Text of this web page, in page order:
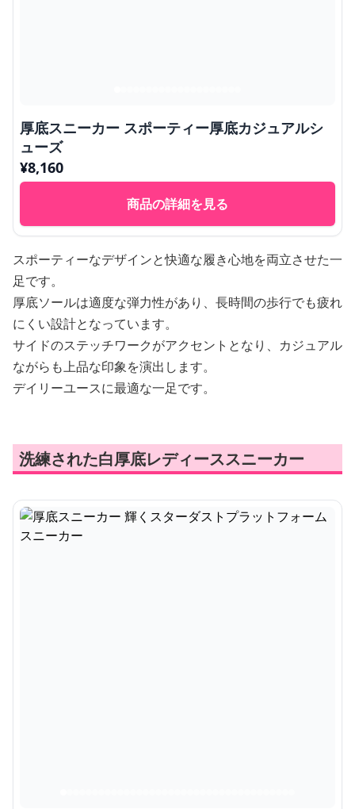
厚底スニーカー スポーティー厚底カジュアルシ
ューズ
¥8,160
商品の詳細を見る
スポーティーなデザインと快適な履き心地を両立させた一
足です。
厚底ソールは適度な弾力性があり、長時間の歩行でも疲れ
にくい設計となっています。
サイドのステッチワークがアクセントとなり、カジュアル
ながらも上品な印象を演出します。
デイリーユースに最適な一足です。
洗練された白厚底レディーススニーカー